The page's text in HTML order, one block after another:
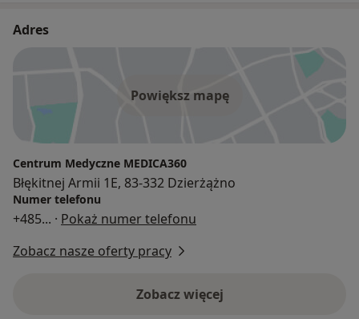
Adres
Powiększ mapę
Centrum Medyczne MEDICA360
Błękitnej Armii 1E, 83-332 Dzierżążno
Numer telefonu
+485... · Pokaż numer telefonu
Zobacz nasze oferty pracy
Zobacz więcej